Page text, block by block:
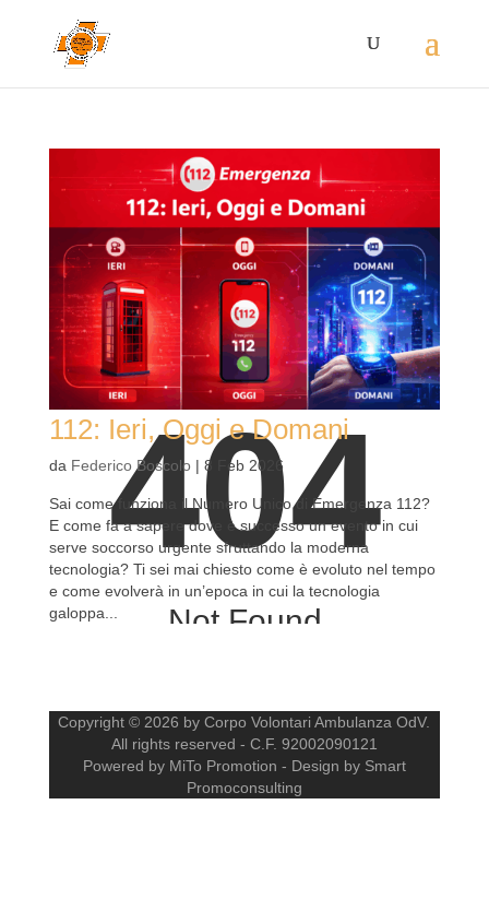
404
Not Found
112: Ieri, Oggi e Domani
da Federico Boscolo| 8 Feb 2026
Sai come funziona il Numero Unico di Emergenza 112?
E come fa a sapere dove è successo un evento in cui
serve soccorso urgente sfruttando la moderna
tecnologia? Ti sei mai chiesto come è evoluto nel tempo
e come evolverà in un’epoca in cui la tecnologia
galoppa...
Copyright © 2026 by Corpo Volontari Ambulanza OdV.
All rights reserved - C.F. 92002090121
Powered by MiTo Promotion - Design by Smart
Promoconsulting